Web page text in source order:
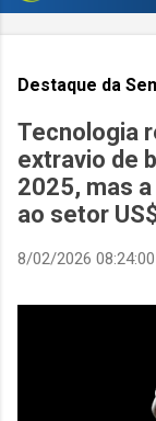
Destaque da
Tecnologia
extravio de
2025, mas
ao setor
8/02/2026 08:24:00